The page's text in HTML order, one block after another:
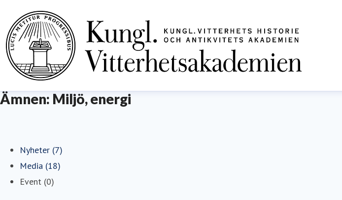
Ämnen: Miljö, energi
Nyheter (7)
Media (18)
Event (0)